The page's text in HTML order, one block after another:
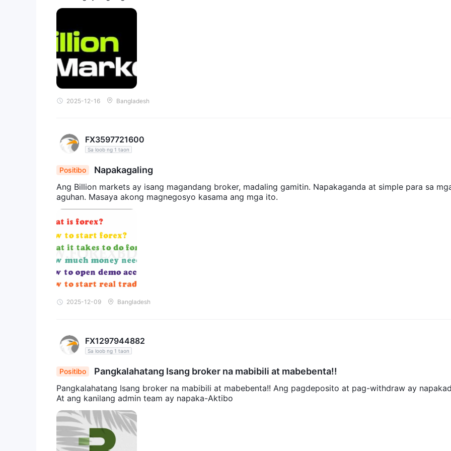
2025-12-16 Bangladesh
FX3597721600
Sa loob ng 1 taon
Positibo Napakagaling
Ang Billion markets ay isang magandang broker, madaling gamitin. Napakaganda at simple para sa
aguhan. Masaya akong magnegosyo kasama ang mga ito.
2025-12-09 Bangladesh
FX1297944882
Sa loob ng 1 taon
Positibo Pangkalahatang Isang broker na mabibili at mabebenta!!
Pangkalahatang Isang broker na mabibili at mabebenta!! Ang pagdeposito at pag-withdraw ay
At ang kanilang admin team ay napaka-Aktibo